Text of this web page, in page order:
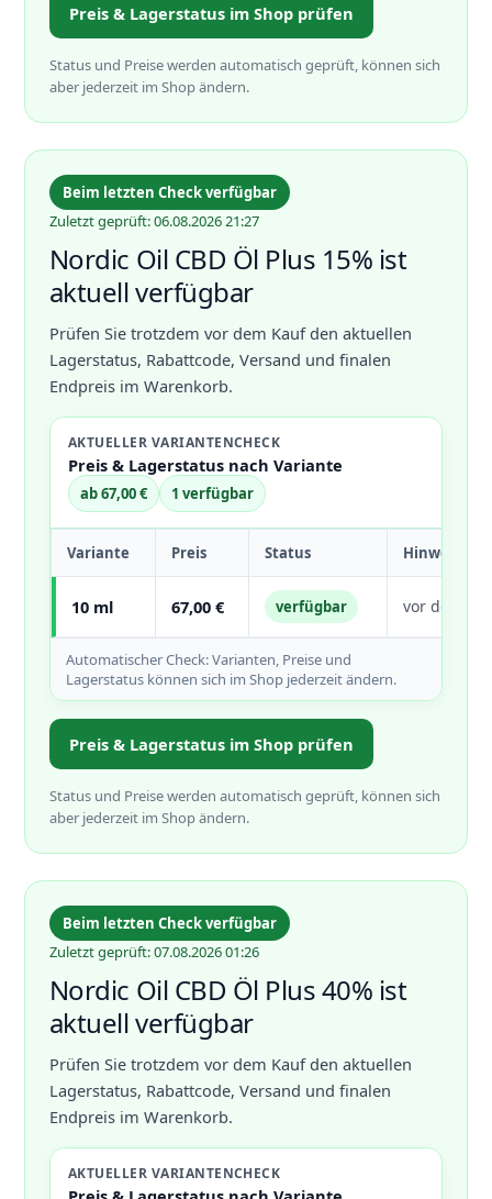
Preis & Lagerstatus im Shop prüfen
Status und Preise werden automatisch geprüft, können sich
aber jederzeit im Shop ändern.
Beim letzten Check verfügbar
Zuletzt geprüft: 06.08.2026 21:27
Nordic Oil CBD Öl Plus 15% ist
aktuell verfügbar
Prüfen Sie trotzdem vor dem Kauf den aktuellen
Lagerstatus, Rabattcode, Versand und finalen
Endpreis im Warenkorb.
AKTUELLER VARIANTENCHECK
Preis & Lagerstatus nach Variante
ab 67,00 € 1 verfügbar
Variante Preis Status Hinweis
10 ml 67,00 € verfügbar vor dem
Automatischer Check: Varianten, Preise und
Lagerstatus können sich im Shop jederzeit ändern.
Preis & Lagerstatus im Shop prüfen
Status und Preise werden automatisch geprüft, können sich
aber jederzeit im Shop ändern.
Beim letzten Check verfügbar
Zuletzt geprüft: 07.08.2026 01:26
Nordic Oil CBD Öl Plus 40% ist
aktuell verfügbar
Prüfen Sie trotzdem vor dem Kauf den aktuellen
Lagerstatus, Rabattcode, Versand und finalen
Endpreis im Warenkorb.
AKTUELLER VARIANTENCHECK